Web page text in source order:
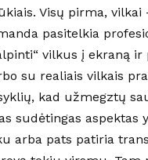
Visų pirma,
pasitelkia
vilkus į ekraną
su realiais vilkais
kad užmegztų
sudėtingas aspektas
arba pats patiria